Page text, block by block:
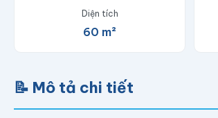
Diện tích
60 m²
📝 Mô tả chi tiết